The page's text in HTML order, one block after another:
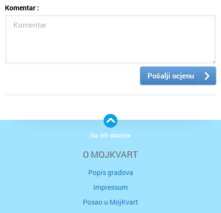
Komentar :
Pošalji ocjenu
O MOJKVART
Popis gradova
Impressum
Posao u MojKvart
Na vrh stranice